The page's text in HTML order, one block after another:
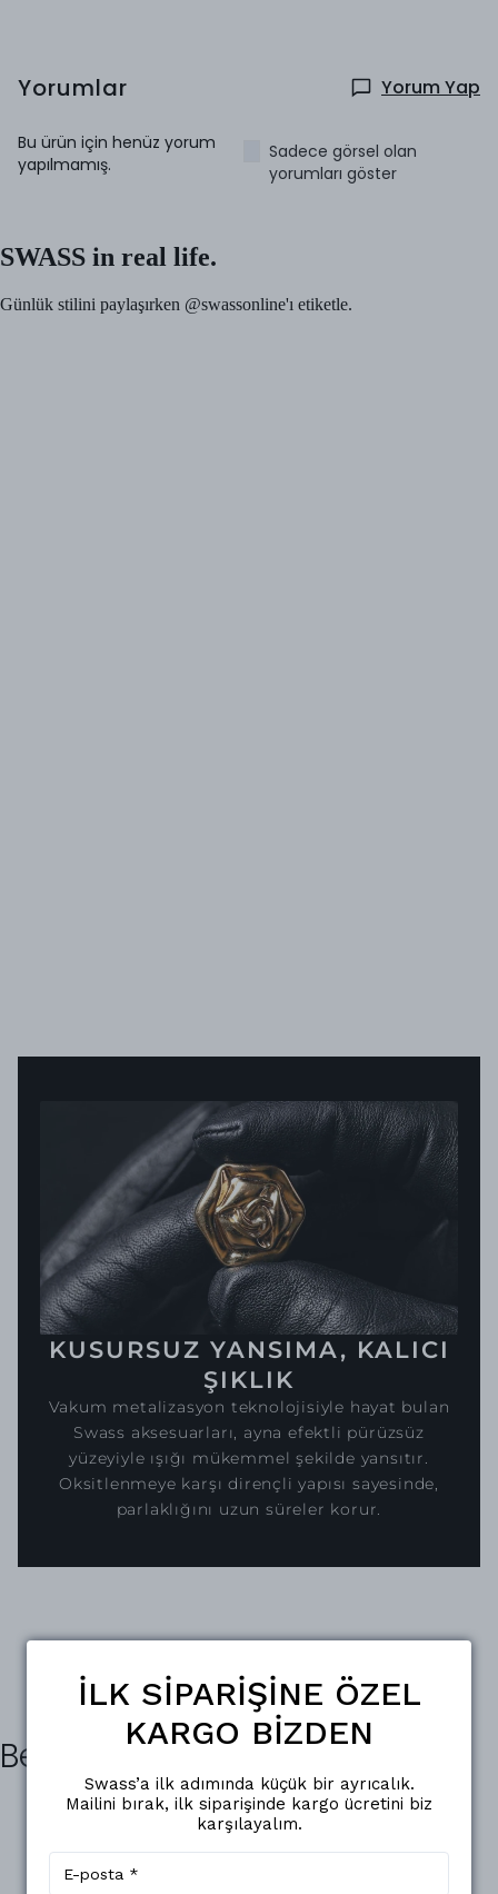
Yorumlar Yorum Yap
Bu ürün için henüz yorum
yapılmamış.
Sadece görsel olan
yorumları göster
KUSURSUZ YANSIMA, KALICI
ŞIKLIK
Vakum metalizasyon teknolojisiyle hayat bulan
Swass aksesuarları, ayna efektli pürüzsüz
yüzeyiyle ışığı mükemmel şekilde yansıtır.
Oksitlenmeye karşı dirençli yapısı sayesinde,
parlaklığını uzun süreler korur.
Benzer Ürünler
İLK SİPARİŞİNE ÖZEL
KARGO BİZDEN
Swass’a ilk adımında küçük bir ayrıcalık.
Mailini bırak, ilk siparişinde kargo ücretini biz
karşılayalım.